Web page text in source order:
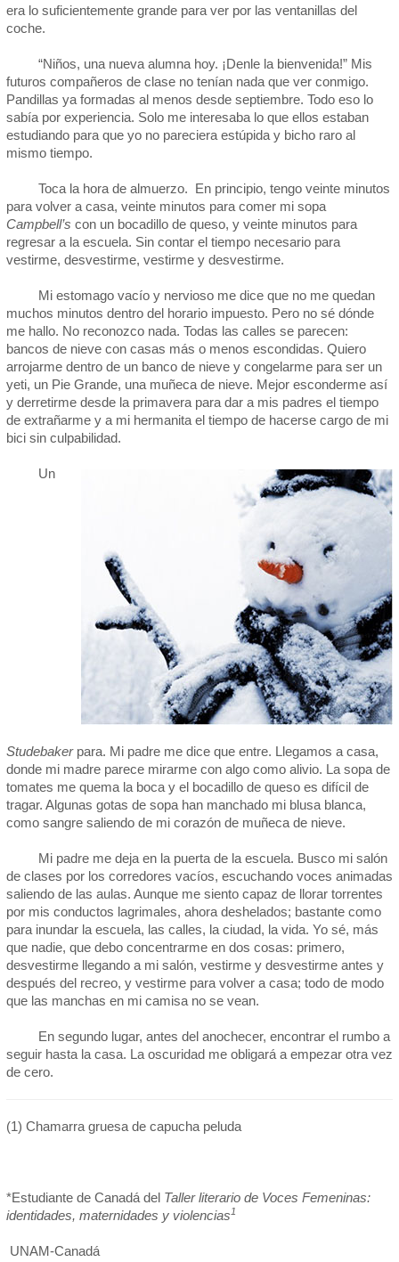
era lo suficientemente grande para ver por las ventanillas del
coche.
“Niños, una nueva alumna hoy. ¡Denle la bienvenida!” Mis
futuros compañeros de clase no tenían nada que ver conmigo.
Pandillas ya formadas al menos desde septiembre. Todo eso lo
sabía por experiencia. Solo me interesaba lo que ellos estaban
estudiando para que yo no pareciera estúpida y bicho raro al
mismo tiempo.
Toca la hora de almuerzo. En principio, tengo veinte minutos
para volver a casa, veinte minutos para comer mi sopa
Campbell’s con un bocadillo de queso, y veinte minutos para
regresar a la escuela. Sin contar el tiempo necesario para
vestirme, desvestirme, vestirme y desvestirme.
Mi estomago vacío y nervioso me dice que no me quedan
muchos minutos dentro del horario impuesto. Pero no sé dónde
me hallo. No reconozco nada. Todas las calles se parecen:
bancos de nieve con casas más o menos escondidas. Quiero
arrojarme dentro de un banco de nieve y congelarme para ser un
yeti, un Pie Grande, una muñeca de nieve. Mejor esconderme así
y derretirme desde la primavera para dar a mis padres el tiempo
de extrañarme y a mi hermanita el tiempo de hacerse cargo de mi
bici sin culpabilidad.
Un
Studebakerpara. Mi padre me dice que entre. Llegamos a casa,
donde mi madre parece mirarme con algo como alivio. La sopa de
tomates me quema la boca y el bocadillo de queso es difícil de
tragar. Algunas gotas de sopa han manchado mi blusa blanca,
como sangre saliendo de mi corazón de muñeca de nieve.
Mi padre me deja en la puerta de la escuela. Busco mi salón
de clases por los corredores vacíos, escuchando voces animadas
saliendo de las aulas. Aunque me siento capaz de llorar torrentes
por mis conductos lagrimales, ahora deshelados; bastante como
para inundar la escuela, las calles, la ciudad, la vida. Yo sé, más
que nadie, que debo concentrarme en dos cosas: primero,
desvestirme llegando a mi salón, vestirme y desvestirme antes y
después del recreo, y vestirme para volver a casa; todo de modo
que las manchas en mi camisa no se vean.
En segundo lugar, antes del anochecer, encontrar el rumbo a
seguir hasta la casa. La oscuridad me obligará a empezar otra vez
de cero.
(1) Chamarra gruesa de capucha peluda
*Estudiante de Canadá del Taller literario de Voces Femeninas:
identidades, maternidades y violencias1
UNAM-Canadá